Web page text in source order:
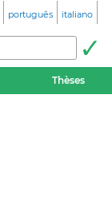
português italiano
Thèses